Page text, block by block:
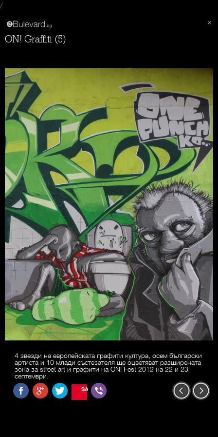
/
ON! Graffiti (5)
4 звезди на европейската графити култура, осем български
артиста и 10 млади състезателя ще оцветяват разширената
зона за street art и графити на ON! Fest 2012 на 22 и 23
септември.
SAVE